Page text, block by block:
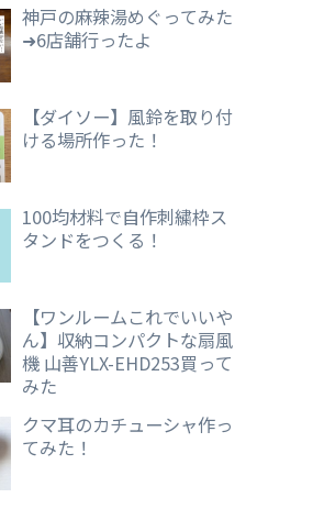
神戸の麻辣湯めぐってみた
➜6店舗行ったよ
【ダイソー】風鈴を取り付
ける場所作った！
100均材料で自作刺繍枠ス
タンドをつくる！
【ワンルームこれでいいや
ん】収納コンパクトな扇風
機 山善YLX-EHD253買って
みた
クマ耳のカチューシャ作っ
てみた！